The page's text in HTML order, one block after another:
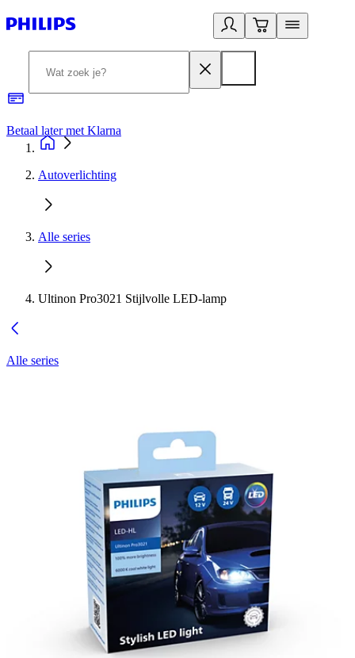
Betaal later met Klarna
Autoverlichting
Alle series
Ultinon Pro3021 Stijlvolle LED-lamp
Alle series